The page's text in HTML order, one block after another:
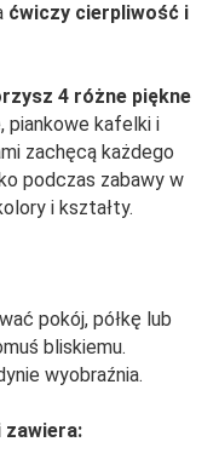
ćwiczy cierpliwość i
4 różne piękne
piankowe kafelki i
zachęcą każdego
podczas zabawy w
i kształty.
pokój, półkę lub
bliskiemu.
wyobraźnia.
zawiera: